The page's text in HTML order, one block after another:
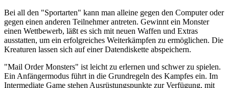
Bei all den "Sportarten" kann man alleine gegen den Computer oder
gegen einen anderen Teilnehmer antreten. Gewinnt ein Monster
einen Wettbewerb, läßt es sich mit neuen Waffen und Extras
ausstatten, um ein erfolgreiches Weiterkämpfen zu ermöglichen. Die
Kreaturen lassen sich auf einer Datendiskette abspeichern.
"Mail Order Monsters" ist leicht zu erlernen und schwer zu spielen.
Ein Anfängermodus führt in die Grundregeln des Kampfes ein. Im
Intermediate Game stehen Ausrüstungspunkte zur Verfügung, mit